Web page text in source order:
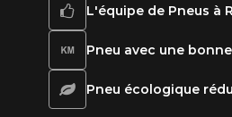
L'équipe de Pneus à
Pneu avec une
Pneu écologique